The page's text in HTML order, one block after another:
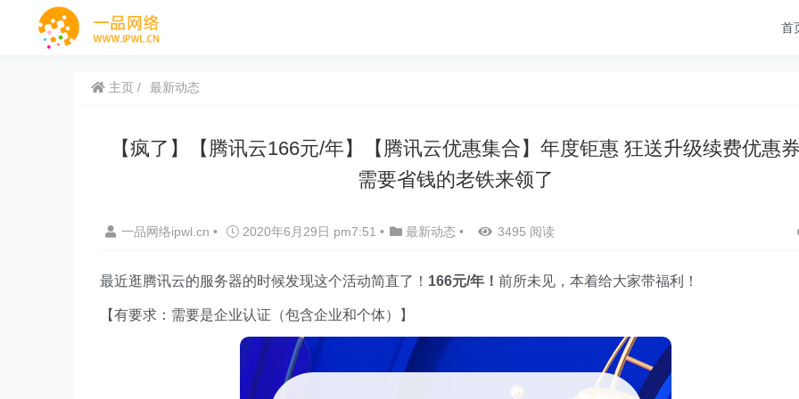
首
主页 最新动态
【疯了】【腾讯云166元/年】【腾讯云优惠集合】年度钜惠 狂送升级续费优惠
需要省钱的老铁来领了
一品网络ipwl.cn • 2020年6月29日 pm7:51 • 最新动态 • 3495 阅读
最近逛腾讯云的服务器的时候发现这个活动简直了！ 166元/年！ 前所未见，本着给大家带福利！
【有要求：需要是企业认证（包含企业和个体）】